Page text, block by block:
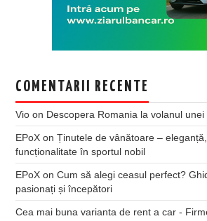
COMENTARII RECENTE
Vio on Descopera Romania la volanul unei
EPoX onȚinutele de vânătoare –
funcționalitate în sportul nobil
EPoX onCum să alegi ceasul perfect?
pasionați și începători
Cea mai buna varianta de rent a car -